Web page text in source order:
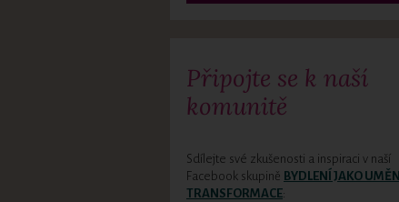
Připojte se k naší
komunitě
Sdílejte své zkušenosti a inspiraci v naší
Facebook skupině BYDLENÍ JAKO UMĚNÍ
TRANSFORMACE: